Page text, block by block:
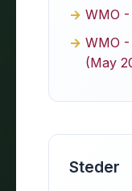
WMO
WMO
(May
Steder